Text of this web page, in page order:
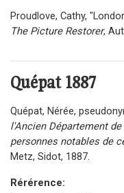
Proudlove, Cathy,
The Picture Restorer,
Quépat1887
Quépat, Nérée,
l'Ancien Département
personnes notables de
Metz, Sidot, 1887.
Rérérence: